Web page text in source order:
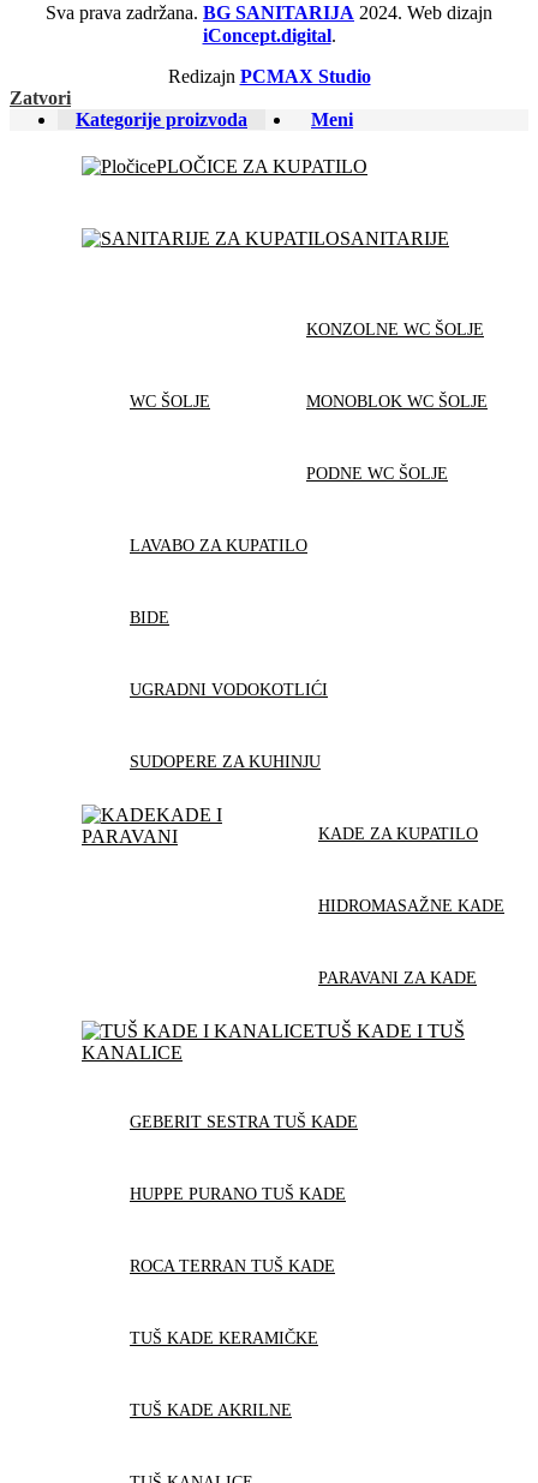
Sva prava zadržana. BG SANITARIJA 2024. Web dizajn
iConcept.digital.
Redizajn PCMAX Studio
Zatvori
Meni
Kategorije proizvoda
PLOČICE ZA KUPATILO
SANITARIJE
WC ŠOLJE
KONZOLNE WC ŠOLJE
MONOBLOK WC ŠOLJE
PODNE WC ŠOLJE
LAVABO ZA KUPATILO
BIDE
UGRADNI VODOKOTLIĆI
SUDOPERE ZA KUHINJU
KADE I
PARAVANI
KADE ZA KUPATILO
HIDROMASAŽNE KADE
PARAVANI ZA KADE
TUŠ KADE I TUŠ
KANALICE
GEBERIT SESTRA TUŠ KADE
HUPPE PURANO TUŠ KADE
ROCA TERRAN TUŠ KADE
TUŠ KADE KERAMIČKE
TUŠ KADE AKRILNE